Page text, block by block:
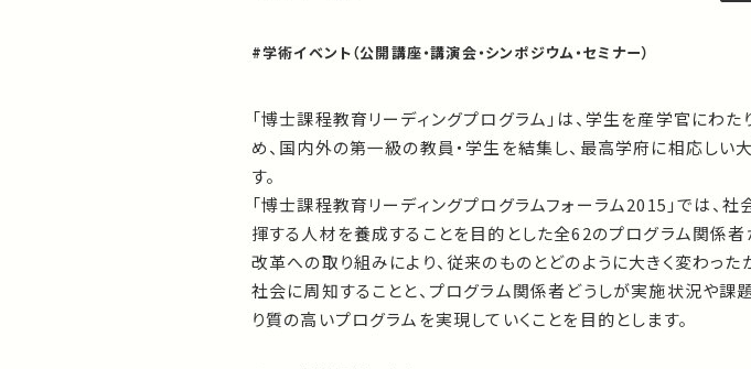
#学術イベント（公開講座・講演会・シンポジウム・セミナー）
「博士課程教育リーディングプログラム」は、学生を産学官にわ
め、国内外の第一級の教員・学生を結集し、最高学府に相応し
す。
「博士課程教育リーディングプログラムフォーラム2015」では、
揮する人材を養成することを目的とした全62のプログラム関係
改革への取り組みにより、従来のものとどのように大きく変わっ
社会に周知することと、プログラム関係者どうしが実施状況や課
り質の高いプログラムを実現していくことを目的とします。